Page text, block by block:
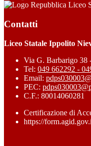
Liceo
Contatti
Liceo Statale Ippolito
Via G. Barbarigo 38
Tel: 049 662292 -
Email:
PEC:
C.F.: 80014060281
Certificazione di
https://